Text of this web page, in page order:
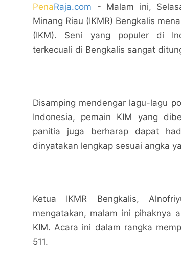
PenaRaja.com - Malam ini,
Minang Riau (IKMR) Bengkalis
(IKM). Seni yang populer di
terkecuali di Bengkalis sangat
Disamping mendengar lagu-lagu
Indonesia, pemain KIM yang
panitia juga berharap dapat
dinyatakan lengkap sesuai angka
Ketua IKMR Bengkalis,
mengatakan, malam ini pihaknya
KIM. Acara ini dalam rangka
511.